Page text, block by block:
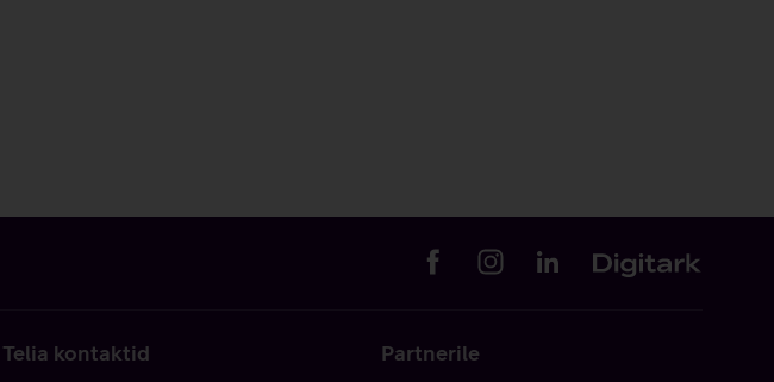
Telia kontaktid Partnerile